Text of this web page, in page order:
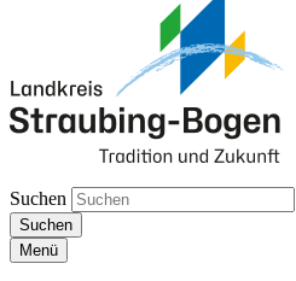
Suchen
Suchen
Menü